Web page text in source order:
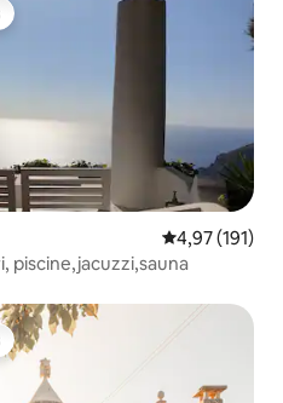
plus appréciés
Évaluation
4,97 (191)
eoliana lipari, piscine,jacuzzi,sauna
plus appréciés